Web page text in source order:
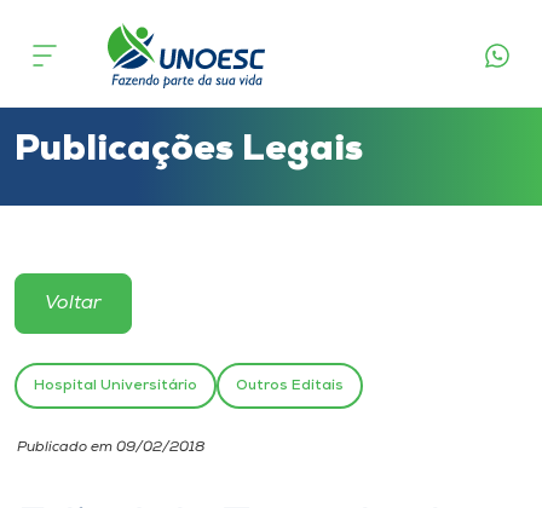
Cursos
Atendimento ao Estudante
Portal de Ensino
Unoesc
Publicações Legais
Voltar
Hospital Universitário Outros Editais
Publicado em 09/02/2018